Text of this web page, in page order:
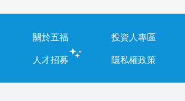
關於五福 投資人專區
人才招募
隱私權政策